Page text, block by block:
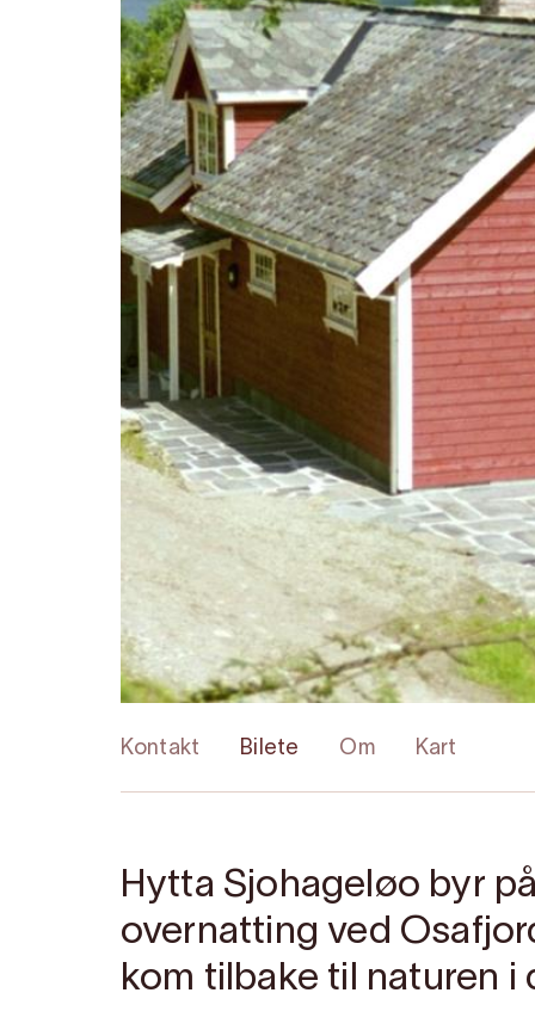
Kontakt Bilete Om Kart
Hytta Sjohageløo byr
overnatting ved
kom tilbake til naturen